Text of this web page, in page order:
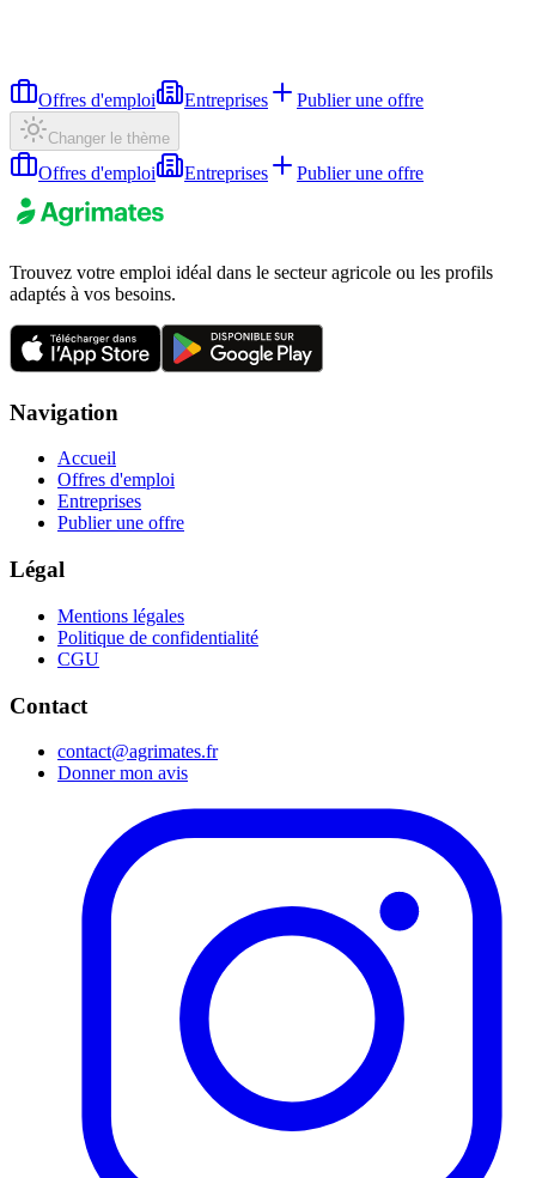
Offres d'emploi Entreprises Publier une offre
Changer le thème
Offres d'emploi Entreprises Publier une offre
Trouvez votre emploi idéal dans le secteur agricole ou les profils
adaptés à vos besoins.
Navigation
Accueil
Offres d'emploi
Entreprises
Publier une offre
Légal
Mentions légales
Politique de confidentialité
CGU
Contact
contact@agrimates.fr
Donner mon avis